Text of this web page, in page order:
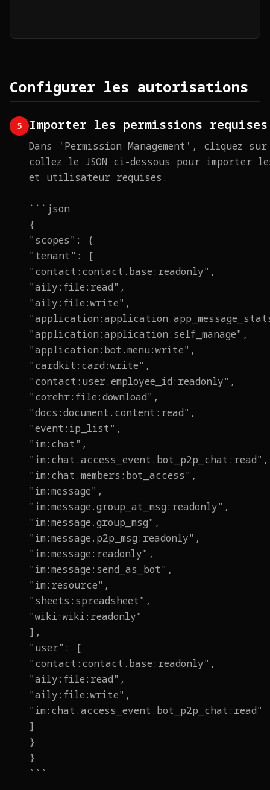
Configurer les autorisations
5 Importer les permissions requises
Dans 'Permission Management', cliquez
collez le JSON ci-dessous pour importer
et utilisateur requises.
```json
{
"scopes": {
"tenant": [
"contact:contact.base:readonly",
"aily:file:read",
"aily:file:write",
"application:application:self_manage",
"application:bot.menu:write",
"cardkit:card:write",
"contact:user.employee_id:readonly",
"corehr:file:download",
"docs:document.content:read",
"event:ip_list",
"im:chat",
"im:chat.access_event.bot_p2p_chat:read",
"im:chat.members:bot_access",
"im:message",
"im:message.group_at_msg:readonly",
"im:message.group_msg",
"im:message.p2p_msg:readonly",
"im:message:readonly",
"im:message:send_as_bot",
"im:resource",
"sheets:spreadsheet",
"wiki:wiki:readonly"
],
"user": [
"contact:contact.base:readonly",
"aily:file:read",
"aily:file:write",
"im:chat.access_event.bot_p2p_chat:read"
]
}
}